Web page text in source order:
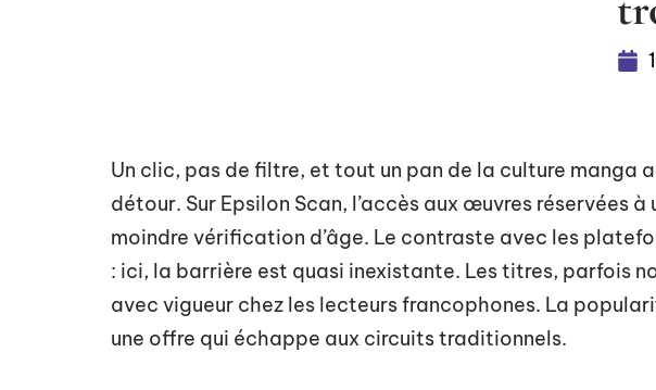
Un clic, pas de filtre, et tout un pan de la culture manga
détour. Sur Epsilon Scan, l’accès aux œuvres réservées
moindre vérification d’âge. Le contraste avec les
: ici, la barrière est quasi inexistante. Les titres, parfois
avec vigueur chez les lecteurs francophones. La
une offre qui échappe aux circuits traditionnels.